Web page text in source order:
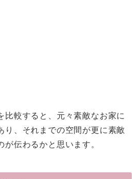
比較すると、元々素敵なお家に
り、それまでの空間が更に素敵
伝わるかと思います。